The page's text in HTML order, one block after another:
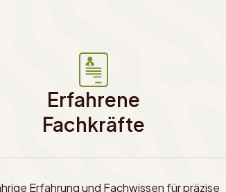
Erfahrene
Fachkräfte
Erfahrung und Fachwissen für präzise